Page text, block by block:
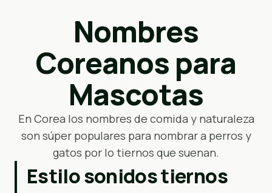
Nombres
Coreanos para
Mascotas
En Corea los nombres de comida y naturaleza
son súper populares para nombrar a perros y
gatos por lo tiernos que suenan.
Estilo sonidos tiernos